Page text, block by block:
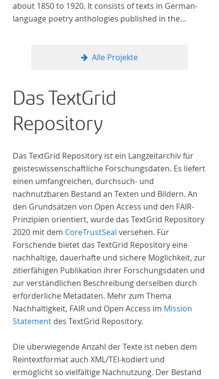
about 1850 to 1920. It consists of texts in German-
language poetry anthologies published in the
that was contemporary at the time, and, in the case
In total, the corpus consists of more than 20
anthologies containing more than 6000 poems.
Alle Projekte
Das TextGrid
Repository
Das TextGrid Repository ist ein Langzeitarchiv für
geisteswissenschaftliche Forschungsdaten. Es liefert
einen umfangreichen, durchsuch- und
nachnutzbaren Bestand an Texten und Bildern. An
den Grundsätzen von Open Access und den FAIR-
Prinzipien orientiert, wurde das TextGrid Repository
2020 mit dem CoreTrustSeal versehen. Für
Forschende bietet das TextGrid Repository eine
nachhaltige, dauerhafte und sichere Möglichkeit, zur
zitierfähigen Publikation ihrer Forschungsdaten und
zur verständlichen Beschreibung derselben durch
erforderliche Metadaten. Mehr zum Thema
Nachhaltigkeit, FAIR und Open Access im Mission
Statement des TextGrid Repository.
Die überwiegende Anzahl der Texte ist neben dem
Reintextformat auch XML/TEI-kodiert und
ermöglicht so vielfältige Nachnutzung. Der Bestand